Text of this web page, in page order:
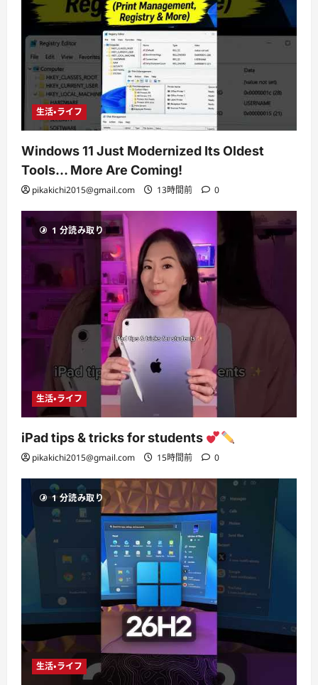
生活・ライフ
Windows 11 Just Modernized Its Oldest
Tools… More Are Coming!
pikakichi2015@gmail.com 13時間前 0
1 分読み取り
生活・ライフ
iPad tips & tricks for students
pikakichi2015@gmail.com 15時間前 0
1 分読み取り
生活・ライフ